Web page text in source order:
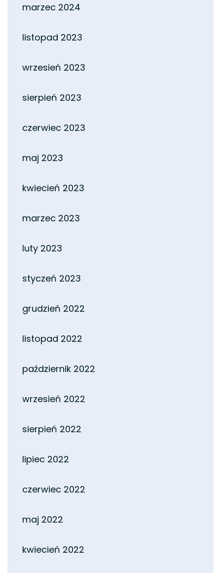
marzec 2024
listopad 2023
wrzesień 2023
sierpień 2023
czerwiec 2023
maj 2023
kwiecień 2023
marzec 2023
luty 2023
styczeń 2023
grudzień 2022
listopad 2022
październik 2022
wrzesień 2022
sierpień 2022
lipiec 2022
czerwiec 2022
maj 2022
kwiecień 2022